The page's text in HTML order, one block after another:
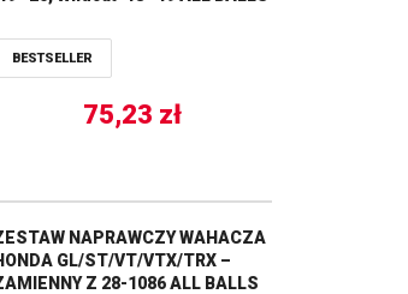
BESTSELLER
75,23 zł
NAPRAWCZY WAHACZA
GL/ST/VT/VTX/TRX –
Z 28-1086 ALL BALLS